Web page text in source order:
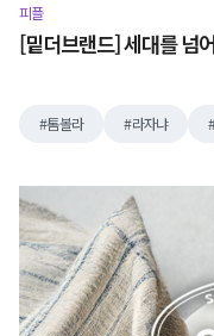
피플
[밑더브랜드] 세대를 넘
톰볼라 라자냐